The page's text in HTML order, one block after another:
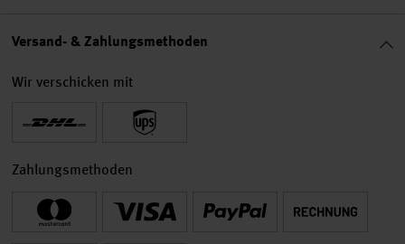
Versand- & Zahlungsmethoden
Wir verschicken mit
Zahlungsmethoden